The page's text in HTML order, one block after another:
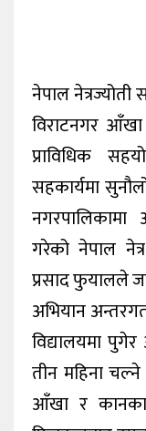
नेपाल
विराटनगर
प्राविधिक
सहकार्यमा
गरेको नेपाल
प्रसाद फुयालले
अभियान
विद्यालयमा
तीन महिना
आँखा र कानका